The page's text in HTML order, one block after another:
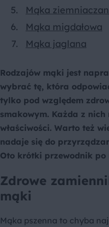
Mąka
Mąka migdałowa
Mąka jaglana
Rodzajów mąki jest
wybrać tę, która
tylko pod względem
smakowym. Każda z
właściwości. Warto też
nadaje się do
Oto krótki przewodnik po
Zdrowe
mąki
Mąka pszenna to chyba